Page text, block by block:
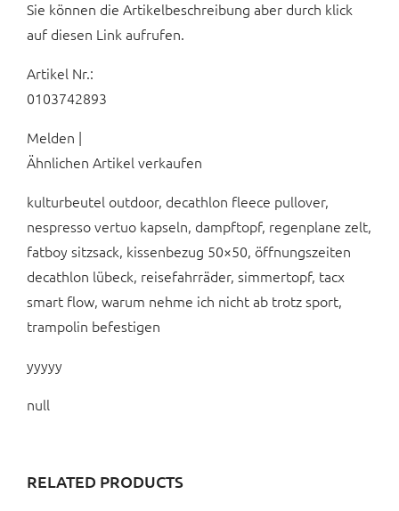
Sie können die Artikelbeschreibung aber durch klick
auf diesen Link aufrufen.
Artikel Nr.:
0103742893
Melden |
Ähnlichen Artikel verkaufen
kulturbeutel outdoor, decathlon fleece pullover,
nespresso vertuo kapseln, dampftopf, regenplane zelt,
fatboy sitzsack, kissenbezug 50×50, öffnungszeiten
decathlon lübeck, reisefahrräder, simmertopf, tacx
smart flow, warum nehme ich nicht ab trotz sport,
trampolin befestigen
yyyyy
null
RELATED PRODUCTS